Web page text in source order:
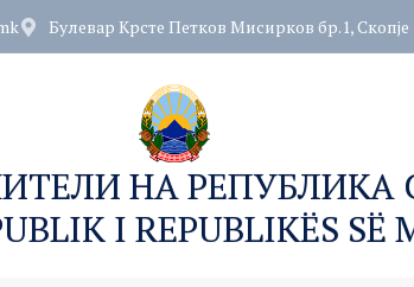
Булевар Крсте Петков Мисирков бр.1, Скопје
НА
I REPUBLIKËS SË